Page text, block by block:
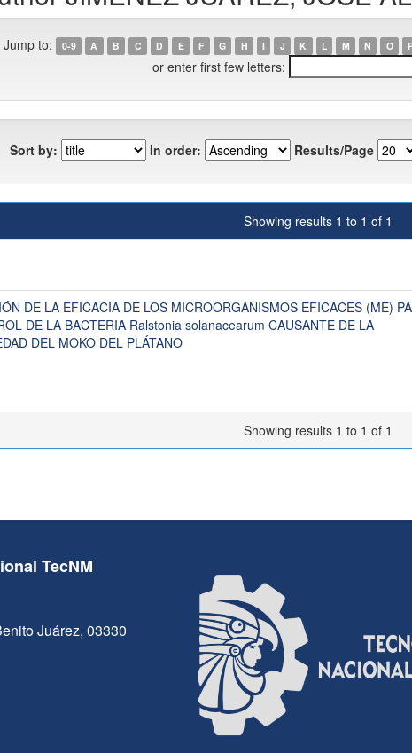
Jump to: 0-9 A B C D E F G H I J K L M N O
or enter first few letters:
Sort by: In order: Results/Page
Showing results 1 to 1 of 1
DE LA EFICACIA DE LOS MICROORGANISMOS EFICACES (ME)
DE LA BACTERIA Ralstonia solanacearum CAUSANTE DE LA
DEL MOKO DEL PLÁTANO
Showing results 1 to 1 of 1
TecNM
Juárez, 03330